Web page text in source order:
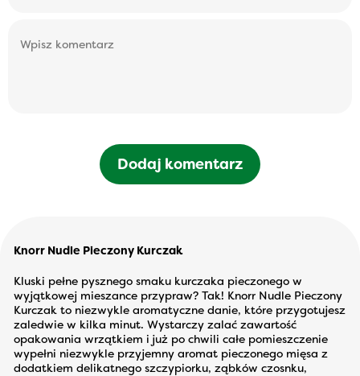
Dodaj komentarz
Knorr Nudle Pieczony Kurczak
Kluski pełne pysznego smaku kurczaka pieczonego w
wyjątkowej mieszance przypraw? Tak! Knorr Nudle Pieczony
Kurczak to niezwykle aromatyczne danie, które przygotujesz
zaledwie w kilka minut. Wystarczy zalać zawartość
opakowania wrzątkiem i już po chwili całe pomieszczenie
wypełni niezwykle przyjemny aromat pieczonego mięsa z
dodatkiem delikatnego szczypiorku, ząbków czosnku,